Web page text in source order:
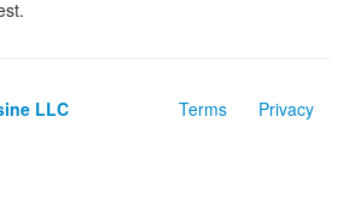
Terms Privacy
LLC